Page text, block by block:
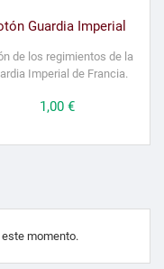
Guardia Imperial
de los regimientos de la
Imperial de Francia.
Precio
1,00 €
momento.